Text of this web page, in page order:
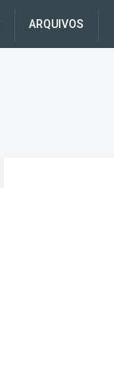
ARQUIVOS